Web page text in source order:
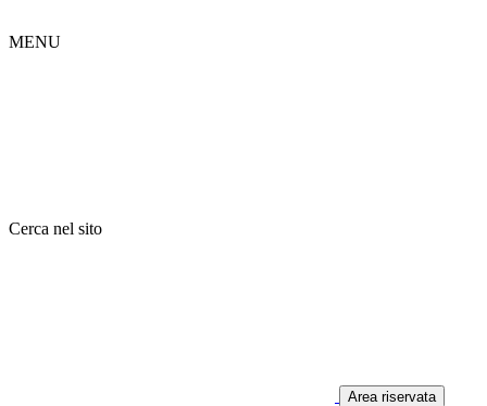
MENU
Cerca nel sito
Area riservata